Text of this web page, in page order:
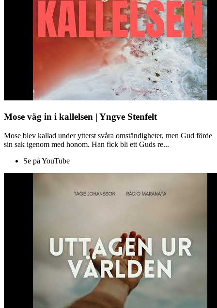
Mose väg in i kallelsen | Yngve Stenfelt
Mose blev kallad under ytterst svåra omständigheter, men Gud förde
sin sak igenom med honom. Han fick bli ett Guds re...
Se på YouTube